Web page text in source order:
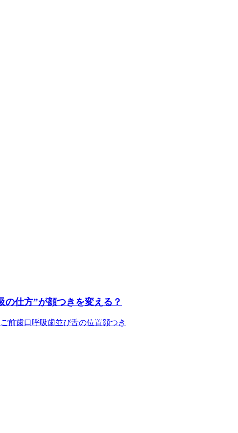
仕方”が顔つきを変える？
ご前歯口呼吸歯並び舌の位置顔つき